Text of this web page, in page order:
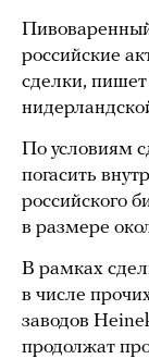
российские
сделки, пишет
По условиям
погасить
российского
в размере
В рамках
в числе
заводов
продолжат